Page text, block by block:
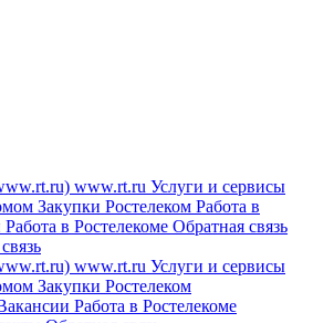
www.rt.ru Услуги и сервисы
Закупки Ростелеком Работа в
Работа в Ростелекоме Обратная связь
www.rt.ru Услуги и сервисы
Закупки Ростелеком
Работа в Ростелекоме